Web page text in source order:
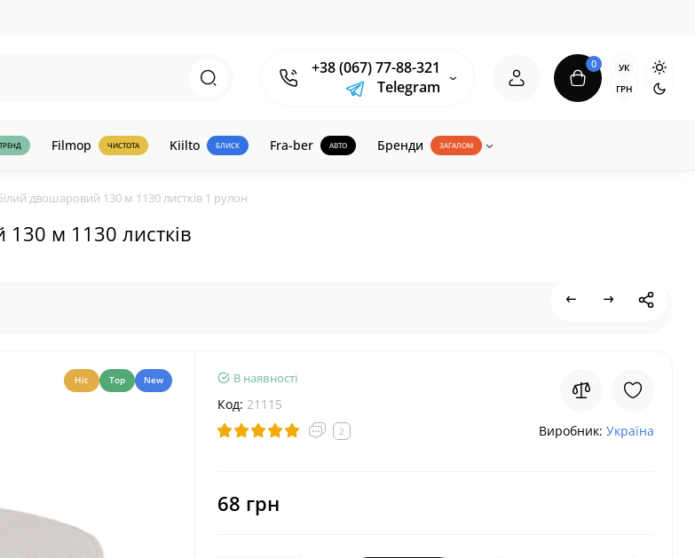
+38 (067) 77-88-321
Telegram
0
УК
ГРН
ТРЕНД Filmop ЧИСТОТА Kiilto БЛИСК Fra-ber АВТО Бренди ЗАГАЛОМ
двошаровий 130 м 1130 листків 1 рулон
м 1130 листків
Hit Top New В наявності
Код: 21115
2 Виробник: Україна
68 грн